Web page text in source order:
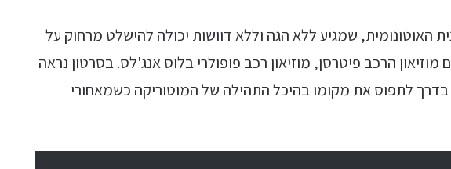
האוטונומית, שמגיע ללא הגה וללא דוושות יכולה להישלט מרחוק על
הרכב פיטרסן, מוזיאון רכב פופולרי בלוס אנג'לס. בסרטון נראה
בדרך לתפוס את מקומו בהיכל התהילה של המוטוריקה כשמאחורי